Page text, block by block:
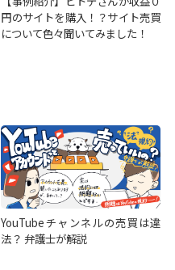
円のサイトを購入！？サイト売買
について色々聞いてみました！
YouTubeチャンネルの売買は違
法？ 弁護士が解説